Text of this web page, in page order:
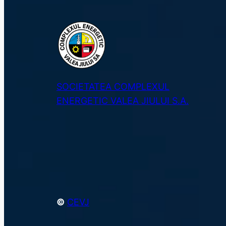
SOCIETATEA COMPLEXUL
ENERGETIC VALEA JIULUI S.A.
© CEVJ